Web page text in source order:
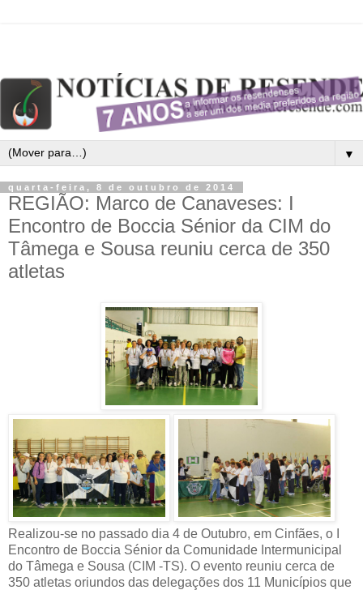
▼
quarta-feira, 8 de outubro de 2014
REGIÃO: Marco de Canaveses: I
Encontro de Boccia Sénior da CIM do
Tâmega e Sousa reuniu cerca de 350
atletas
Realizou-se no passado dia 4 de Outubro, em Cinfães, o I
Encontro de Boccia Sénior da Comunidade Intermunicipal
do Tâmega e Sousa (CIM -TS). O evento reuniu cerca de
350 atletas oriundos das delegações dos 11 Municípios que